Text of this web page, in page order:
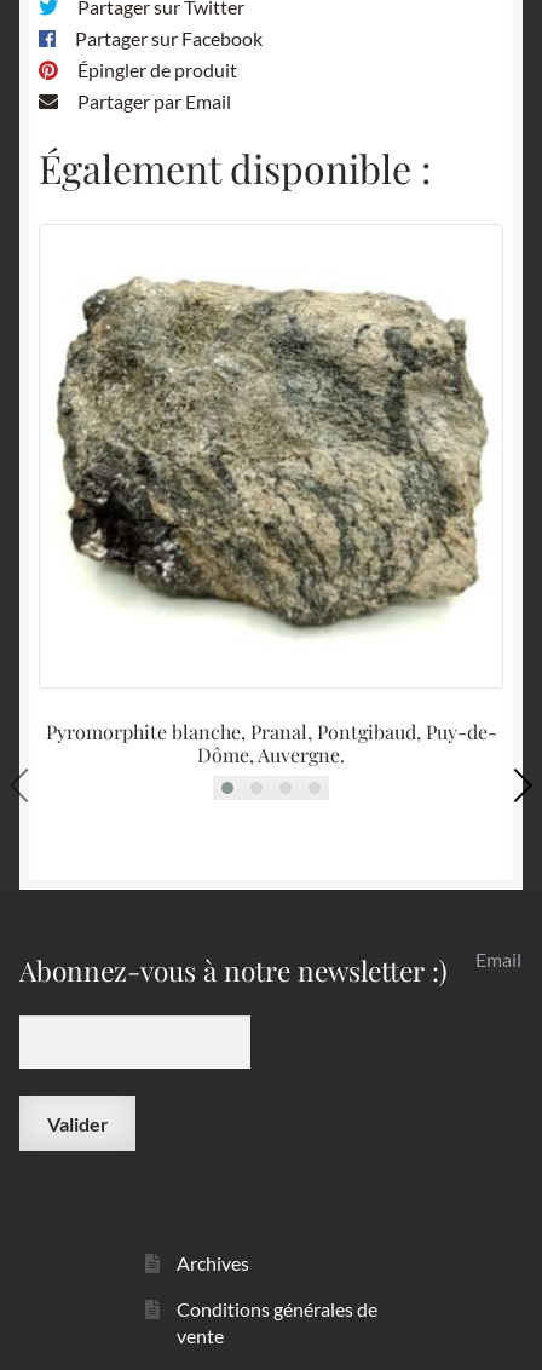
Partager sur Twitter
Partager sur Facebook
Épingler de produit
Partager par Email
Également disponible :
Pyromorphite blanche, Pranal, Pontgibaud, Puy-de-
Dôme, Auvergne.
Abonnez-vous à notre newsletter :) Email
Archives
Conditions générales de
vente